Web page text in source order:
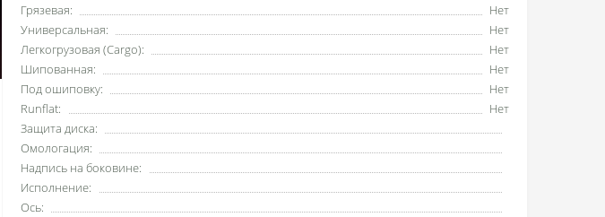
Грязевая:
Нет
Универсальная:
Нет
Легкогрузовая (Cargo):
Нет
Шипованная:
Нет
Под ошиповку:
Нет
Runflat:
Нет
Защита диска:
Омологация:
Надпись на боковине:
Исполнение:
Ось: